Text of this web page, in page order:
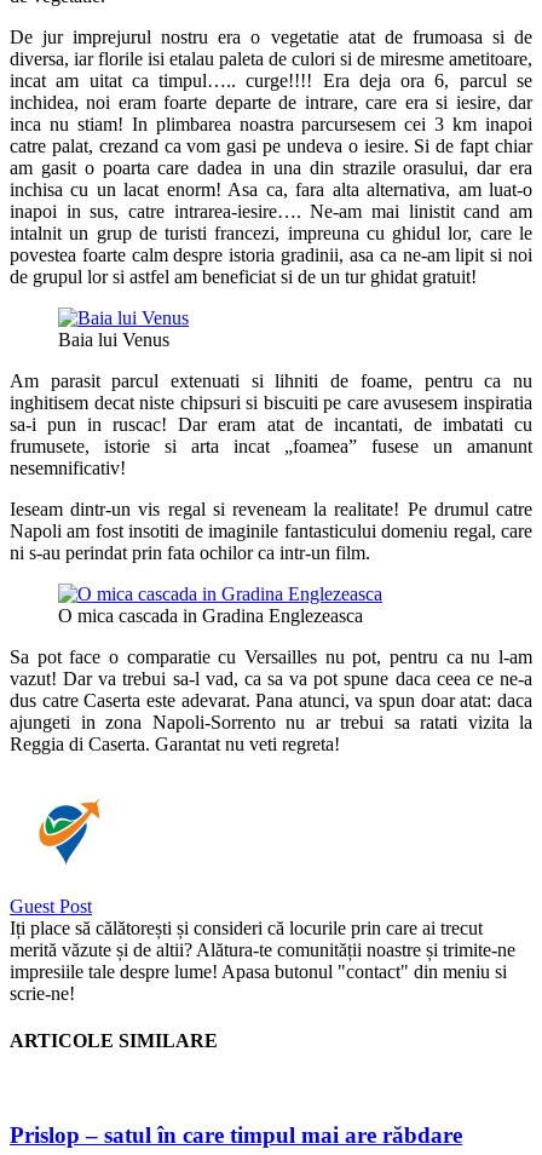
De jur imprejurul nostru era o vegetatie atat de frumoasa si de
diversa, iar florile isi etalau paleta de culori si de miresme ametitoare,
incat am uitat ca timpul….. curge!!!! Era deja ora 6, parcul se
inchidea, noi eram foarte departe de intrare, care era si iesire, dar
inca nu stiam! In plimbarea noastra parcursesem cei 3 km inapoi
catre palat, crezand ca vom gasi pe undeva o iesire. Si de fapt chiar
am gasit o poarta care dadea in una din strazile orasului, dar era
inchisa cu un lacat enorm! Asa ca, fara alta alternativa, am luat-o
inapoi in sus, catre intrarea-iesire…. Ne-am mai linistit cand am
intalnit un grup de turisti francezi, impreuna cu ghidul lor, care le
povestea foarte calm despre istoria gradinii, asa ca ne-am lipit si noi
de grupul lor si astfel am beneficiat si de un tur ghidat gratuit!
Baia lui Venus
Am parasit parcul extenuati si lihniti de foame, pentru ca nu
inghitisem decat niste chipsuri si biscuiti pe care avusesem inspiratia
sa-i pun in ruscac! Dar eram atat de incantati, de imbatati cu
frumusete, istorie si arta incat „foamea” fusese un amanunt
nesemnificativ!
Ieseam dintr-un vis regal si reveneam la realitate! Pe drumul catre
Napoli am fost insotiti de imaginile fantasticului domeniu regal, care
ni s-au perindat prin fata ochilor ca intr-un film.
O mica cascada in Gradina Englezeasca
Sa pot face o comparatie cu Versailles nu pot, pentru ca nu l-am
vazut! Dar va trebui sa-l vad, ca sa va pot spune daca ceea ce ne-a
dus catre Caserta este adevarat. Pana atunci, va spun doar atat: daca
ajungeti in zona Napoli-Sorrento nu ar trebui sa ratati vizita la
Reggia di Caserta. Garantat nu veti regreta!
Guest Post
Iți place să călătorești și consideri că locurile prin care ai trecut
merită văzute și de altii? Alătura-te comunității noastre și trimite-ne
impresiile tale despre lume! Apasa butonul "contact" din meniu si
scrie-ne!
ARTICOLE SIMILARE
Prislop – satul în care timpul mai are răbdare